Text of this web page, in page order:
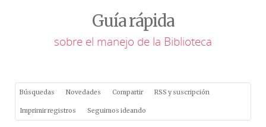
Guía rápida
sobre el manejo de la Biblioteca
Búsquedas Novedades Compartir RSS y suscripción
Imprimir registros Seguimos ideando